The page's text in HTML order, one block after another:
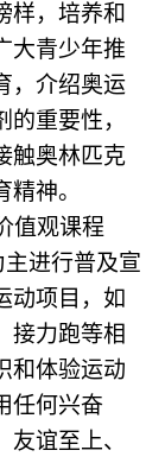
样，培养和
大青少年推
，介绍奥运
重要性，
触奥林匹克
神。
值观课程
主进行普及宣
动项目，如
接力跑等相
和体验运动
任何兴奋
谊至上、